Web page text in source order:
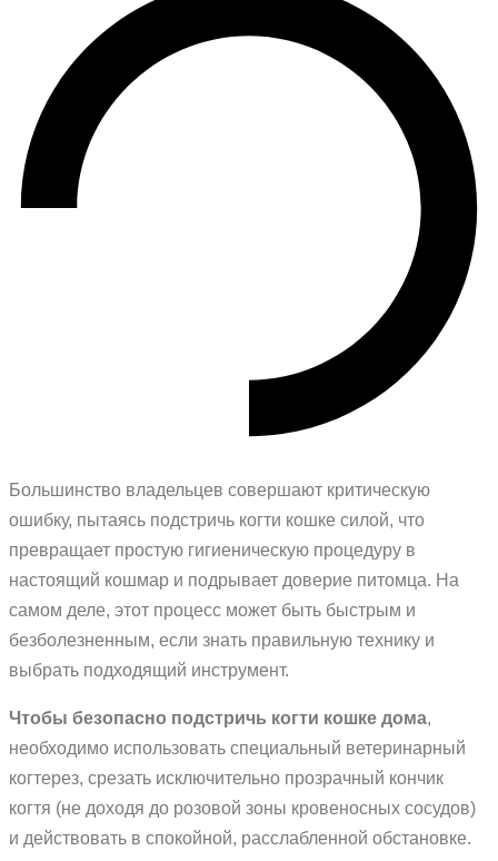
Большинство владельцев совершают критическую
ошибку, пытаясь подстричь когти кошке силой, что
превращает простую гигиеническую процедуру в
настоящий кошмар и подрывает доверие питомца. На
самом деле, этот процесс может быть быстрым и
безболезненным, если знать правильную технику и
выбрать подходящий инструмент.
Чтобы безопасно подстричь когти кошке дома,
необходимо использовать специальный ветеринарный
когтерез, срезать исключительно прозрачный кончик
когтя (не доходя до розовой зоны кровеносных сосудов)
и действовать в спокойной, расслабленной обстановке.